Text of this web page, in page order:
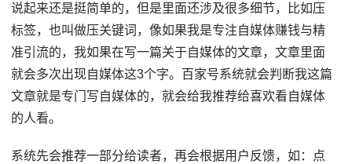
说起来还是挺简单的，但是里面还涉及很多细节，比如压
标签，也叫做压关键词，像如果我是专注自媒体赚钱与精
准引流的，我如果在写一篇关于自媒体的文章，文章里面
就会多次出现自媒体这3个字。百家号系统就会判断我这篇
文章就是专门写自媒体的，就会给我推荐给喜欢看自媒体
的人看。
系统先会推荐一部分给读者，再会根据用户反馈，如：点